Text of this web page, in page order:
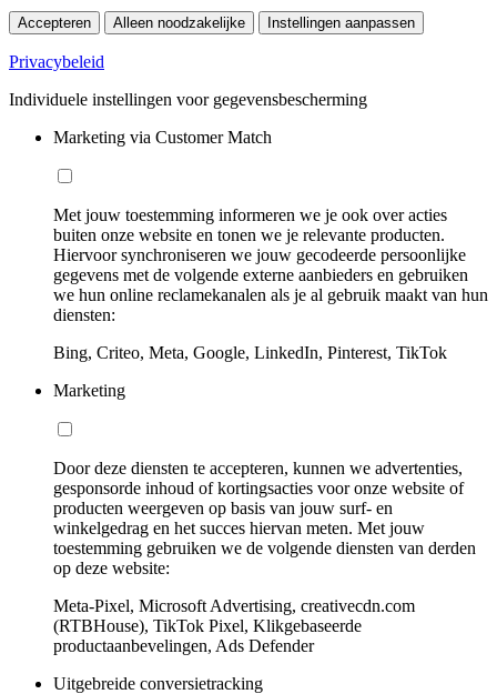
Accepteren Alleen noodzakelijke Instellingen aanpassen
Privacybeleid
Individuele instellingen voor gegevensbescherming
Marketing via Customer Match
Met jouw toestemming informeren we je ook over acties
buiten onze website en tonen we je relevante producten.
Hiervoor synchroniseren we jouw gecodeerde persoonlijke
gegevens met de volgende externe aanbieders en gebruiken
we hun online reclamekanalen als je al gebruik maakt van hun
diensten:
Bing, Criteo, Meta, Google, LinkedIn, Pinterest, TikTok
Marketing
Door deze diensten te accepteren, kunnen we advertenties,
gesponsorde inhoud of kortingsacties voor onze website of
producten weergeven op basis van jouw surf- en
winkelgedrag en het succes hiervan meten. Met jouw
toestemming gebruiken we de volgende diensten van derden
op deze website:
Meta-Pixel, Microsoft Advertising, creativecdn.com
(RTBHouse), TikTok Pixel, Klikgebaseerde
productaanbevelingen, Ads Defender
Uitgebreide conversietracking